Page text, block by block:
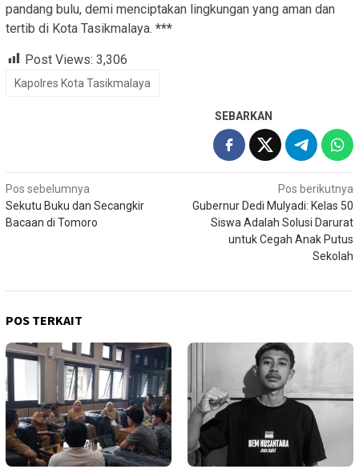
pandang bulu, demi menciptakan lingkungan yang aman dan
tertib di Kota Tasikmalaya. ***
Post Views: 3,306
Kapolres Kota Tasikmalaya
SEBARKAN
Navigasi
pos
Pos sebelumnya
Sekutu Buku dan Secangkir
Bacaan di Tomoro
Pos berikutnya
Gubernur Dedi Mulyadi: Kelas 50
Siswa Adalah Solusi Darurat
untuk Cegah Anak Putus
Sekolah
POS TERKAIT